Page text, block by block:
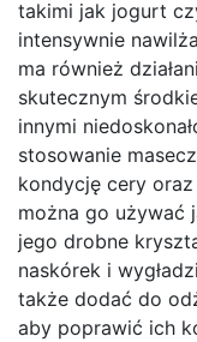
takimi jak jogurt
intensywnie
ma również
skutecznym
innymi
stosowanie
kondycję cery
można go używać
jego drobne
naskórek i
także dodać do
aby poprawić ich